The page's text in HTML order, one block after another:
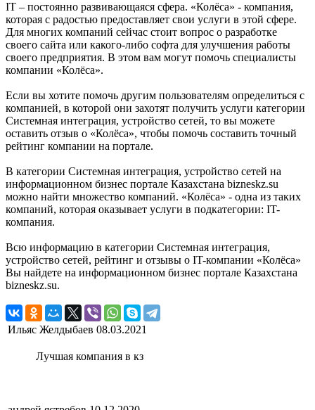
IT – постоянно развивающаяся сфера. «Колёса» - компания,
которая с радостью предоставляет свои услуги в этой сфере.
Для многих компаний сейчас стоит вопрос о разработке
своего сайта или какого-либо софта для улучшения работы
своего предприятия. В этом вам могут помочь специалисты
компании «Колёса».
Если вы хотите помочь другим пользователям определиться с
компанией, в которой они захотят получить услуги категории
Системная интеграция, устройство сетей, то вы можете
оставить отзыв о «Колёса», чтобы помочь составить точный
рейтинг компании на портале.
В категории Системная интеграция, устройство сетей на
информационном бизнес портале Казахстана bizneskz.su
можно найти множество компаний. «Колёса» - одна из таких
компаний, которая оказывает услуги в подкатегории: IT-
компания.
Всю информацию в категории Системная интеграция,
устройство сетей, рейтинг и отзывы о IT-компании «Колёса»
Вы найдете на информационном бизнес портале Казахстана
bizneskz.su.
Ильяс Желдыбаев 08.03.2021
Лучшая компания в кз